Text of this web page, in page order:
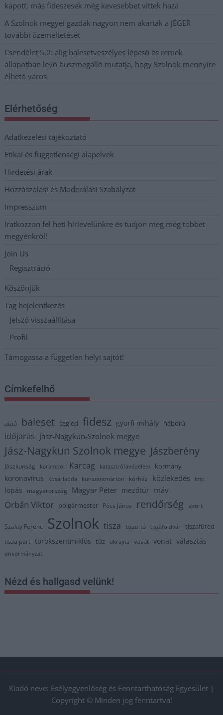
kapott, más fideszesek még kevesebbet vittek haza
A Szolnok megyei gazdák nagyon nem akarták a JÉGER
további üzemeltetését
Csendélet 5.0: alig balesetveszélyes lépcső és remek
állapotban levő buszmegálló mutatja, hogy Szolnok mennyire
élhető város
Elérhetőség
Adatkezelési tájékoztató
Etikai és függetlenségi alapelvek
Hirdetési árak
Hozzászólási és Moderálási Szabályzat
Impresszum
Iratkozzon fel heti hírlevelünkre és tudjon meg még többet
megyénkről!
Join Us
Regisztráció
Köszönjük
Tag bejelentkezés
Jelszó visszaállítása
Profil
Támogassa a független helyi sajtót!
Címkefelhő
autó baleset cegléd fidesz györfi mihály háború
időjárás Jász-Nagykun-Szolnok megye
Jász-Nagykun Szolnok megye Jászberény
Jászkunság karambol Karcag katasztrófavédelem kormány
koronavírus kosárlabda kunszentmárton kórház közlekedés lmp
lopás magyarország Magyar Péter mezőtúr máv
Orbán Viktor polgármester Pócs János rendőrség sport
Szalay Ferenc Szolnok tisza tisza-tó tiszaföldvár tiszafüred
tisza part törökszentmiklós tűz ukrajna vasút vonat választás
önkormányzat
Nézd és hallgasd velünk!
Kiadó neve: Esélyegyenlőség és Fenntarthatóság Egyesület |
Copyright © Minden jog fenntartva!